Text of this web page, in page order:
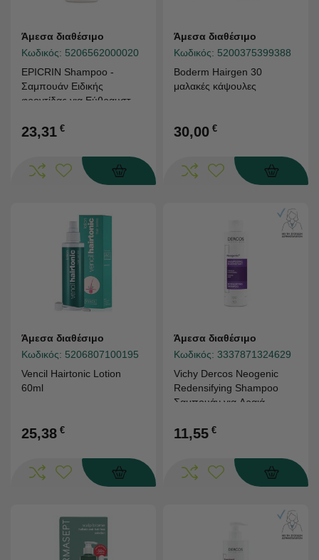
Άμεσα διαθέσιμο
Κωδικός: 5206562000020
EPICRIN Shampoo -
Σαμπουάν Ειδικής
φροντίδας για Εύθραυστα
23,31 €
Άμεσα διαθέσιμο
Κωδικός: 5200375399388
Boderm Hairgen 30
μαλακές κάψουλες
30,00 €
Άμεσα διαθέσιμο
Κωδικός: 5206807100195
Vencil Hairtonic Lotion
60ml
25,38 €
Άμεσα διαθέσιμο
Κωδικός: 3337871324629
Vichy Dercos Neogenic
Redensifying Shampoo
Σαμπουάν για Αραιά
Τριχόπτωση 200ml
11,55 €